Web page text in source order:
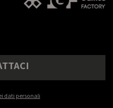
dati personali